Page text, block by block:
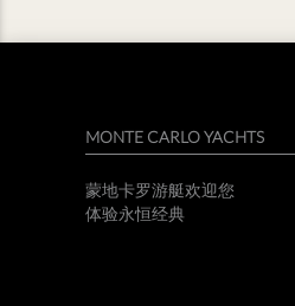
MONTE CARLO YACHTS
蒙地卡罗游艇欢迎您
体验永恒经典